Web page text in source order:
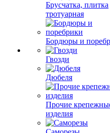
Брусчатка, плитка
тротуарная
Бордюры и
Гвозди
Дюбеля
Прочие
изделия